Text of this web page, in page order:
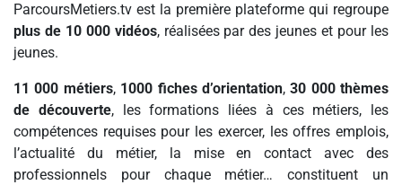
ParcoursMetiers.tv est la première plateforme qui regroupe
plus de 10 000 vidéos, réalisées par des jeunes et pour les
jeunes.
11 000 métiers, 1000 fiches d’orientation,30 000 thèmes
de découverte, les formations liées à ces métiers, les
compétences requises pour les exercer, les offres emplois,
l’actualité du métier, la mise en contact avec des
professionnels pour chaque métier… constituent un